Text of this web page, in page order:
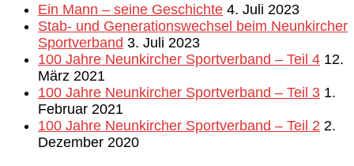
Ein Mann – seine Geschichte 4. Juli 2023
Stab- und Generationswechsel beim Neunkircher
Sportverband 3. Juli 2023
100 Jahre Neunkircher Sportverband – Teil 4 12.
März 2021
100 Jahre Neunkircher Sportverband – Teil 3 1.
Februar 2021
100 Jahre Neunkircher Sportverband – Teil 2 2.
Dezember 2020